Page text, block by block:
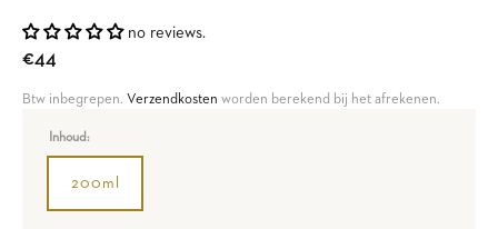
no reviews.
Regular
price
€44
Btw inbegrepen. Verzendkosten worden berekend bij het afrekenen.
Inhoud:
200mlVariant